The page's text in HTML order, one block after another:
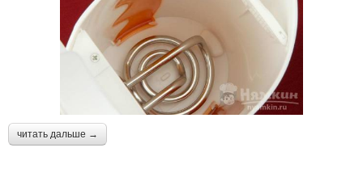
читать дальше →